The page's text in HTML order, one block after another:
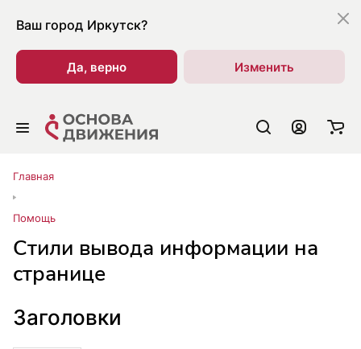
Ваш город Иркутск?
Да, верно Изменить
Главная
Помощь
Стили вывода информации на
странице
Заголовки